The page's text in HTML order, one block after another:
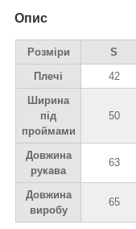
Опис
Розміри S
Плечі
42
Ширина
під
проймами
50
Довжина
рукава
63
Довжина
виробу
65